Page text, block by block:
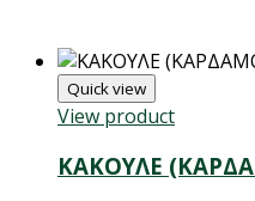
Quick view
View product
ΚΑΚΟΥΛΕ